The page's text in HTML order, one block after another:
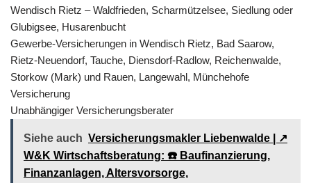
Wendisch Rietz – Waldfrieden, Scharmützelsee, Siedlung oder
Glubigsee, Husarenbucht
Gewerbe-Versicherungen in Wendisch Rietz, Bad Saarow,
Rietz-Neuendorf, Tauche, Diensdorf-Radlow, Reichenwalde,
Storkow (Mark) und Rauen, Langewahl, Münchehofe
Versicherung
Unabhängiger Versicherungsberater
Siehe auch Versicherungsmakler Liebenwalde | ↗️
W&K Wirtschaftsberatung: ☎️ Baufinanzierung,
Finanzanlagen, Altersvorsorge,